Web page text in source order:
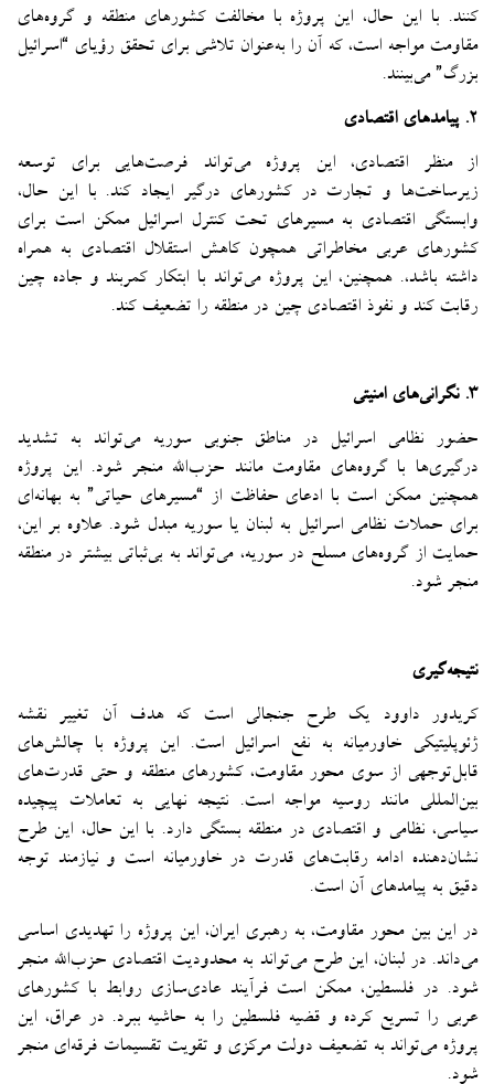
کنند. با این حال، این پروژه با مخالفت کشورهای منطقه و گروه‌های
مقاومت مواجه است، که آن را به‌عنوان تلاشی برای تحقق رؤیای “اسرائیل
بزرگ” می‌بینند.
۲. پیامدهای اقتصادی
از منظر اقتصادی، این پروژه می‌تواند فرصت‌هایی برای توسعه
زیرساخت‌ها و تجارت در کشورهای درگیر ایجاد کند. با این حال،
وابستگی اقتصادی به مسیرهای تحت کنترل اسرائیل ممکن است برای
کشورهای عربی مخاطراتی همچون کاهش استقلال اقتصادی به همراه
داشته باشد،. همچنین، این پروژه می‌تواند با ابتکار کمربند و جاده چین
رقابت کند و نفوذ اقتصادی چین در منطقه را تضعیف کند.
۳. نگرانی‌های امنیتی
حضور نظامی اسرائیل در مناطق جنوبی سوریه می‌تواند به تشدید
درگیری‌ها با گروه‌های مقاومت مانند حزب‌الله منجر شود. این پروژه
همچنین ممکن است با ادعای حفاظت از “مسیرهای حیاتی” به‌ بهانه‌ای
برای حملات نظامی اسرائیل به لبنان یا سوریه مبدل شود. علاوه بر این،
حمایت از گروه‌های مسلح در سوریه، می‌تواند به بی‌ثباتی بیشتر در منطقه
منجر شود.
نتیجه‌گیری
کریدور داوود یک طرح جنجالی است که هدف آن تغییر نقشه
ژئوپلیتیکی خاورمیانه به نفع اسرائیل است. این پروژه با چالش‌های
قابل‌توجهی از سوی محور مقاومت، کشورهای منطقه و حتی قدرت‌های
بین‌المللی مانند روسیه مواجه است. نتیجه نهایی به تعاملات پیچیده
سیاسی، نظامی و اقتصادی در منطقه بستگی دارد. با این حال، این طرح
نشان‌دهنده ادامه رقابت‌های قدرت در خاورمیانه است و نیازمند توجه
دقیق به پیامدهای آن است.
در این بین محور مقاومت، به رهبری ایران، این پروژه را تهدیدی اساسی
می‌داند. در لبنان، این طرح می‌تواند به محدودیت اقتصادی حزب‌الله منجر
شود. در فلسطین، ممکن است فرآیند عادی‌سازی روابط با کشورهای
عربی را تسریع کرده و قضیه فلسطین را به حاشیه ببرد. در عراق، این
پروژه می‌تواند به تضعیف دولت مرکزی و تقویت تقسیمات فرقه‌ای منجر
شود.